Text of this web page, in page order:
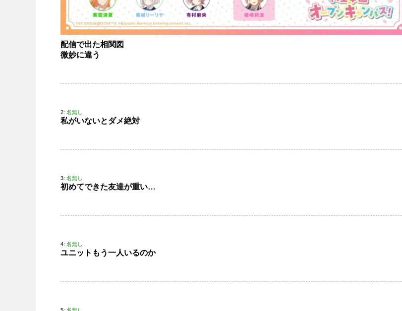
配信で出た相関図
微妙に違う
2: 名無し
私がいないとダメ絶対
3: 名無し
初めてできた友達が重い…
4: 名無し
ユニットもう一人いるのか
5: 名無し